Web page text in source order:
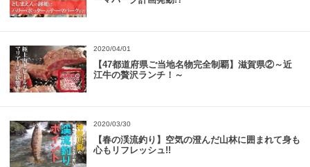
2020/04/01
【47都道府県ご当地名物完全制覇】滋賀県②～近
江牛の贅沢ランチ！～
2020/03/30
【春の渓流釣り】空気の澄んだ山林に囲まれて身も
心もリフレッシュ!!